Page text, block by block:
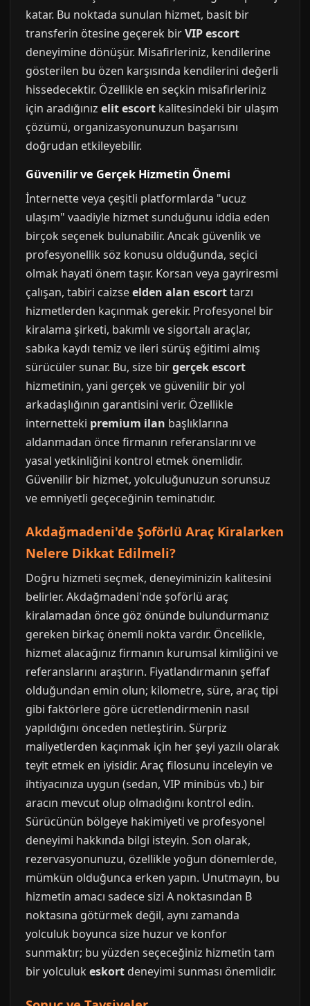
katar. Bu noktada sunulan hizmet, basit bir
transferin ötesine geçerek birVIP escort
deneyimine dönüşür. Misafirleriniz, kendilerine
gösterilen bu özen karşısında kendilerini değerli
hissedecektir. Özellikle en seçkin misafirleriniz
için aradığınız elit escort kalitesindeki bir ulaşım
çözümü, organizasyonunuzun başarısını
doğrudan etkileyebilir.
Güvenilir ve Gerçek Hizmetin Önemi
İnternette veya çeşitli platformlarda "ucuz
ulaşım" vaadiyle hizmet sunduğunu iddia eden
birçok seçenek bulunabilir. Ancak güvenlik ve
profesyonellik söz konusu olduğunda, seçici
olmak hayati önem taşır. Korsan veya gayriresmi
çalışan, tabiri caizseelden alan escorttarzı
hizmetlerden kaçınmak gerekir. Profesyonel bir
kiralama şirketi, bakımlı ve sigortalı araçlar,
sabıka kaydı temiz ve ileri sürüş eğitimi almış
sürücüler sunar. Bu, size birgerçek escort
hizmetinin, yani gerçek ve güvenilir bir yol
arkadaşlığının garantisini verir. Özellikle
internetteki premium ilan başlıklarına
aldanmadan önce firmanın referanslarını ve
yasal yetkinliğini kontrol etmek önemlidir.
Güvenilir bir hizmet, yolculuğunuzun sorunsuz
ve emniyetli geçeceğinin teminatıdır.
Akdağmadeni'de Şoförlü Araç Kiralarken
Nelere Dikkat Edilmeli?
Doğru hizmeti seçmek, deneyiminizin kalitesini
belirler. Akdağmadeni'nde şoförlü araç
kiralamadan önce göz önünde bulundurmanız
gereken birkaç önemli nokta vardır. Öncelikle,
hizmet alacağınız firmanın kurumsal kimliğini ve
referanslarını araştırın. Fiyatlandırmanın şeffaf
olduğundan emin olun; kilometre, süre, araç tipi
gibi faktörlere göre ücretlendirmenin nasıl
yapıldığını önceden netleştirin. Sürpriz
maliyetlerden kaçınmak için her şeyi yazılı olarak
teyit etmek en iyisidir. Araç filosunu inceleyin ve
ihtiyacınıza uygun (sedan, VIP minibüs vb.) bir
aracın mevcut olup olmadığını kontrol edin.
Sürücünün bölgeye hakimiyeti ve profesyonel
deneyimi hakkında bilgi isteyin. Son olarak,
rezervasyonunuzu, özellikle yoğun dönemlerde,
mümkün olduğunca erken yapın. Unutmayın, bu
hizmetin amacı sadece sizi A noktasından B
noktasına götürmek değil, aynı zamanda
yolculuk boyunca size huzur ve konfor
sunmaktır; bu yüzden seçeceğiniz hizmetin tam
bir yolculuk eskort deneyimi sunması önemlidir.